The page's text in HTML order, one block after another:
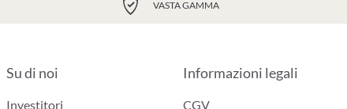
VASTA GAMMA
Su di noi
Investitori
Informazioni legali
CGV